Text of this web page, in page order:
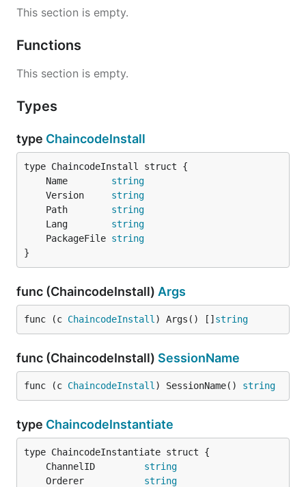
This section is empty.
Functions
This section is empty.
Types
type ChaincodeInstall
	Name
string
	Version
string
	Path
string
	Lang
string
	PackageFile
string
}
func (ChaincodeInstall) Args
func (c ChaincodeInstall ) Args() [] string
func (ChaincodeInstall) SessionName
func (c ChaincodeInstall ) SessionName() string
type ChaincodeInstantiate
	ChannelID
string
	Orderer
string